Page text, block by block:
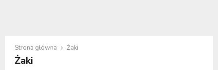
Strona główna Żaki
Żaki